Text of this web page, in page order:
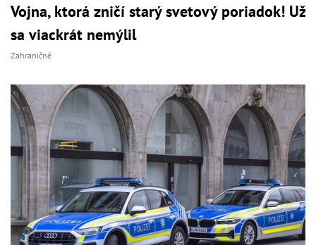
Vojna, ktorá zničí starý svetový poriadok! Už
sa viackrát nemýlil
Zahraničné